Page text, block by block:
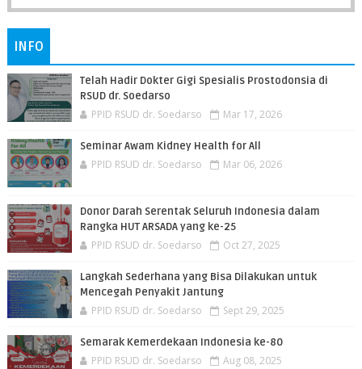
INFO
Telah Hadir Dokter Gigi Spesialis Prostodonsia di
RSUD dr. Soedarso
PPID RSUD dr. Soedarso Mar 17, 2026
Seminar Awam Kidney Health for All
PPID RSUD dr. Soedarso Mar 06, 2026
Donor Darah Serentak Seluruh Indonesia dalam
Rangka HUT ARSADA yang ke-25
PPID RSUD dr. Soedarso Oct 27, 2025
Langkah Sederhana yang Bisa Dilakukan untuk
Mencegah Penyakit Jantung
PPID RSUD dr. Soedarso Sept 29, 2025
Semarak Kemerdekaan Indonesia ke-80
PPID RSUD dr. Soedarso Aug 08, 2025